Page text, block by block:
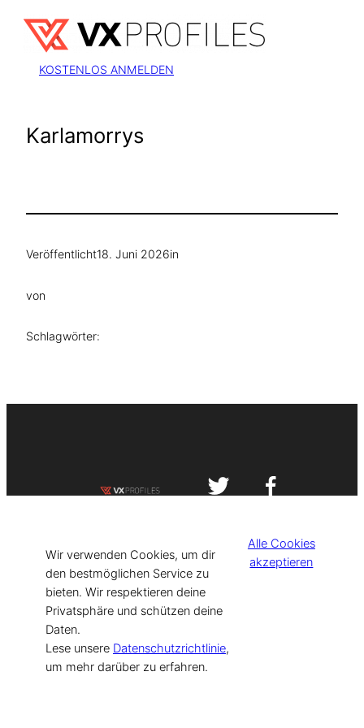
Inhalt
springen
KOSTENLOS ANMELDEN
Karlamorrys
Veröffentlicht18. Juni 2026in
von
Schlagwörter:
[current_year] VISIT-X. Made with
for Models & Influencers!
Wir verwenden Cookies, um dir
den bestmöglichen Service zu
bieten. Wir respektieren deine
Privatsphäre und schützen deine
Daten.
Lese unsere Datenschutzrichtlinie,
um mehr darüber zu erfahren.
Alle Cookies
akzeptieren